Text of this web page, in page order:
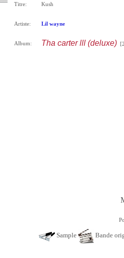
Titre: Kush
Artiste: Lil wayne
Album: Tha carter lll (deluxe)
Sample Bande